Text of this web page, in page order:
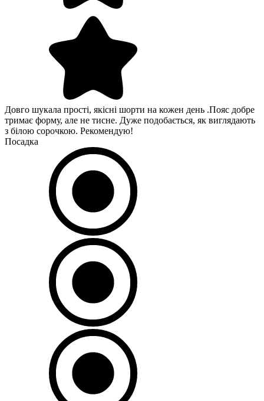
Довго шукала прості, якісні шорти на кожен день .Пояс добре
тримає форму, але не тисне. Дуже подобається, як виглядають
з білою сорочкою. Рекомендую!
Посадка